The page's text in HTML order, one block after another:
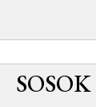
SOSOK